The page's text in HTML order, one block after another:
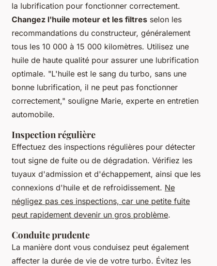
la lubrification pour fonctionner correctement.
Changez l'huile moteur et les filtres selon les
recommandations du constructeur, généralement
tous les 10 000 à 15 000 kilomètres. Utilisez une
huile de haute qualité pour assurer une lubrification
optimale. "L'huile est le sang du turbo, sans une
bonne lubrification, il ne peut pas fonctionner
correctement," souligne Marie, experte en entretien
automobile.
Inspection régulière
Effectuez des inspections régulières pour détecter
tout signe de fuite ou de dégradation. Vérifiez les
tuyaux d'admission et d'échappement, ainsi que les
connexions d'huile et de refroidissement. Ne
négligez pas ces inspections, car une petite fuite
peut rapidement devenir un gros problème.
Conduite prudente
La manière dont vous conduisez peut également
affecter la durée de vie de votre turbo. Évitez les